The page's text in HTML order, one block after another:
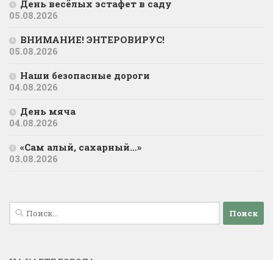
День весёлых эстафет в саду
05.08.2026
ВНИМАНИЕ! ЭНТЕРОВИРУС!
05.08.2026
Наши безопасные дороги
04.08.2026
День мяча
04.08.2026
«Сам алый, сахарный…»
03.08.2026
Найти: